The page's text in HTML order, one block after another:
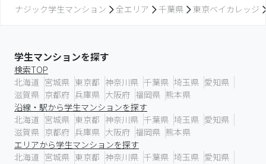
ナジック学生マンション 全エリア 千葉県 東京ベイカレッジ
学生マンションを探す
検索TOP
北海道 宮城県 東京都 神奈川県 千葉県 埼玉県 愛知県
滋賀県 京都府 兵庫県 大阪府 福岡県 熊本県
沿線・駅から学生マンションを探す
北海道 宮城県 東京都 神奈川県 千葉県 埼玉県 愛知県
滋賀県 京都府 兵庫県 大阪府 福岡県 熊本県
エリアから学生マンションを探す
北海道 宮城県 東京都 神奈川県 千葉県 埼玉県 愛知県